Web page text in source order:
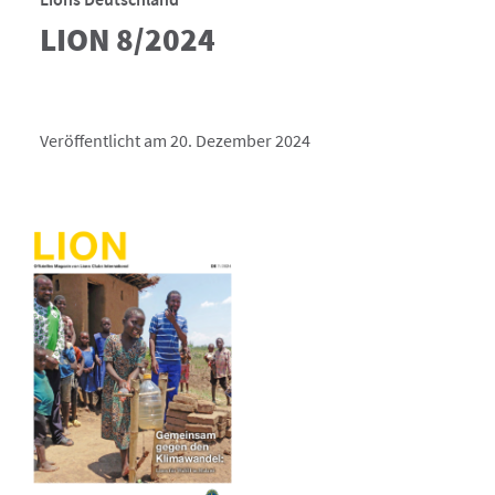
LION 8/2024
Veröffentlicht am 20. Dezember 2024